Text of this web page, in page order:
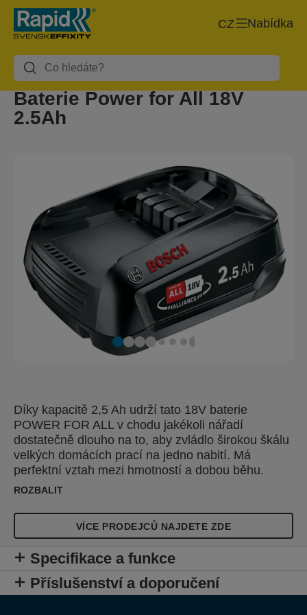
Nabídka
CZ
Baterie Power for All 18V
2.5Ah
Díky kapacitě 2,5 Ah udrží tato 18V baterie
POWER FOR ALL v chodu jakékoli nářadí
dostatečně dlouho na to, aby zvládlo širokou škálu
velkých domácích prací na jedno nabití. Má
perfektní vztah mezi hmotností a dobou běhu.
Lithium-iontové články uvnitř bate
ROZBALIT
VÍCE PRODEJCŮ NAJDETE ZDE
Specifikace a funkce
Příslušenství a doporučení